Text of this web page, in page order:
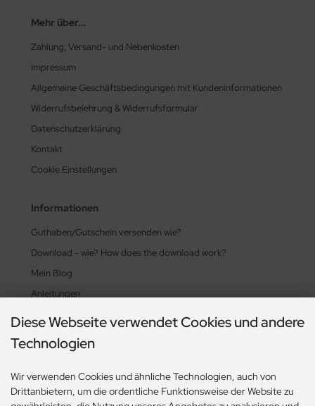
Mehr über...
Zahlung, Versand- und Nebenkosten
Impressum
Allgemeine Geschäftsbedingungen mit Kundeninformationen
Widerrufsbelehrung & Widerrufsformular
Datenschutzerklärung
Kontakt
Cookie Einstellungen
Informationen
Guthaben/Gutschein versenden wie?
Download - wie? How does the download work?
Mein Blog
Anleitungen
Wissensdatenbank
Diese Webseite verwendet Cookies und andere
Technologien
Wir verwenden Cookies und ähnliche Technologien, auch von
Drittanbietern, um die ordentliche Funktionsweise der Website zu